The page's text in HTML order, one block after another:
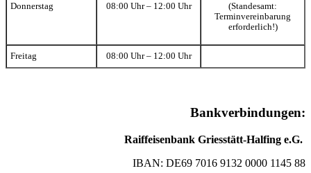
Donnerstag 08:00 Uhr – 12:00 Uhr
(Standesamt:
Terminvereinbarung
erforderlich!)
Freitag 08:00 Uhr – 12:00 Uhr
Bankverbindungen:
Raiffeisenbank Griesstätt-Halfing e.G.
IBAN: DE69 7016 9132 0000 1145 88